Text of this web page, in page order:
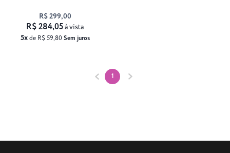
R$ 299,00
5xde R$ 59,80 Sem juros
R$ 284,05à vista
1